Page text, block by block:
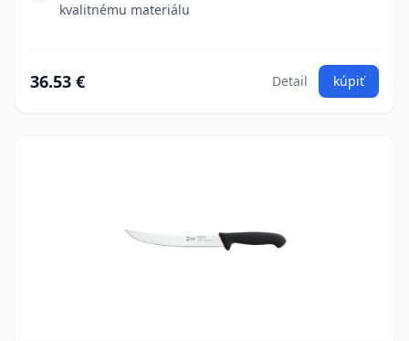
kvalitnému materiálu
36.53 € Detail kúpiť